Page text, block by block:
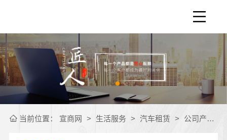
当前位置： 宣商网 > 生活服务 > 汽车租赁 > 公司产品